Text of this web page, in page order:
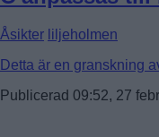
Åsikter liljeholmen
Detta är en granskning
Publicerad 09:52, 27